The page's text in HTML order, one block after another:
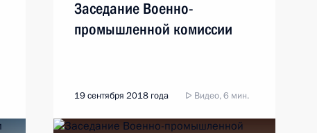
Заседание Военно-
промышленной комиссии
19 сентября 2018 года Видео, 6 мин.